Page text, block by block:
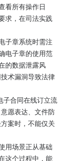
看所有操作日
求，在司法实践
子章系统时需注
电子章的使用范
的数据泄露风
术漏洞导致法律
子合同在线订立流
愿表达、文件防
案时，不能仅关
用场景正从基础
这个过程中，能